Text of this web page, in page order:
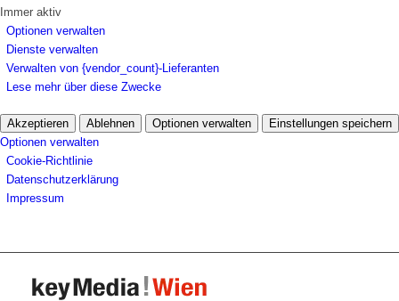
Immer aktiv
Optionen verwalten
Dienste verwalten
Verwalten von {vendor_count}-Lieferanten
Lese mehr über diese Zwecke
Akzeptieren Ablehnen Optionen verwalten
Einstellungen speichern
Optionen verwalten
Cookie-Richtlinie
Datenschutzerklärung
Impressum